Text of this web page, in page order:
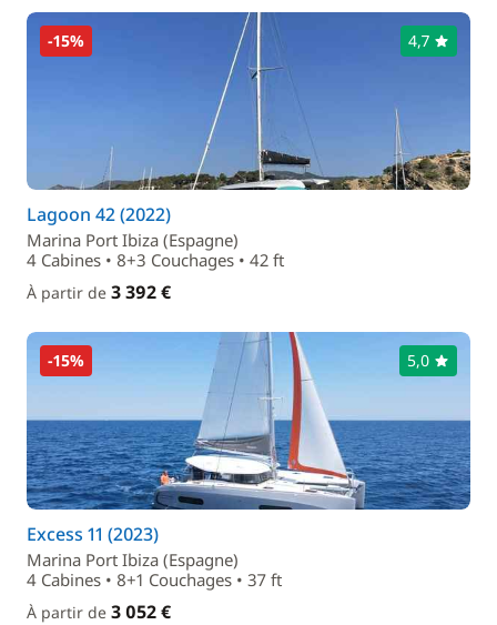
-15% 4,7
Lagoon 42 (2022)
Marina Port Ibiza (Espagne)
4 Cabines • 8+3 Couchages • 42 ft
À partir de 3 392 €
-15% 5,0
Excess 11 (2023)
Marina Port Ibiza (Espagne)
4 Cabines • 8+1 Couchages • 37 ft
À partir de 3 052 €